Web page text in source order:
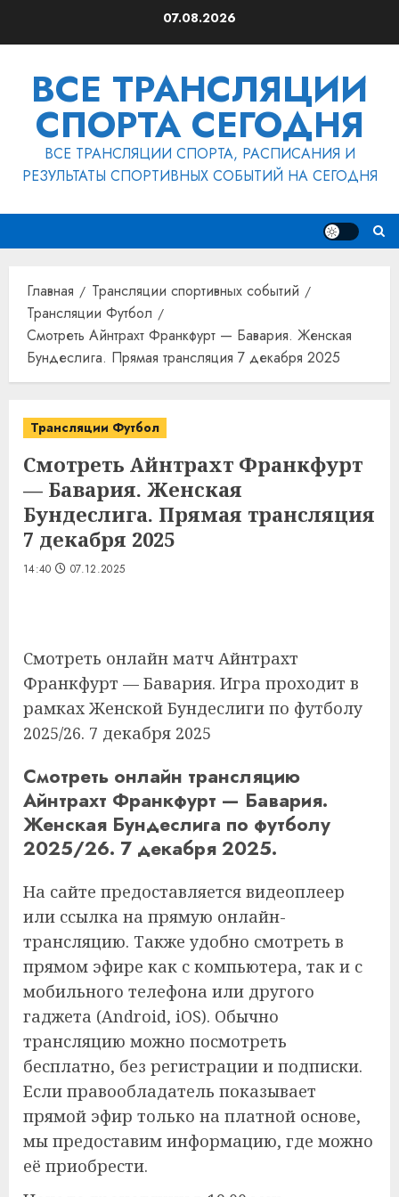
07.08.2026
ВСЕ ТРАНСЛЯЦИИ
СПОРТА СЕГОДНЯ
ВСЕ ТРАНСЛЯЦИИ СПОРТА, РАСПИСАНИЯ И
РЕЗУЛЬТАТЫ СПОРТИВНЫХ СОБЫТИЙ НА СЕГОДНЯ
Главная
Трансляции спортивных событий
Трансляции Футбол
Смотреть Айнтрахт Франкфурт — Бавария. Женская
Бундеслига. Прямая трансляция 7 декабря 2025
Трансляции Футбол
Смотреть Айнтрахт Франкфурт
— Бавария. Женская
Бундеслига. Прямая трансляция
7 декабря 2025
14:40 07.12.2025
Смотреть онлайн матч Айнтрахт
Франкфурт — Бавария. Игра проходит в
рамках Женской Бундеслиги по футболу
2025/26. 7 декабря 2025
Смотреть онлайн трансляцию
Айнтрахт Франкфурт — Бавария.
Женская Бундеслига по футболу
2025/26. 7 декабря 2025.
На сайте предоставляется видеоплеер
или ссылка на прямую онлайн-
трансляцию. Также удобно смотреть в
прямом эфире как с компьютера, так и с
мобильного телефона или другого
гаджета (Android, iOS). Обычно
трансляцию можно посмотреть
бесплатно, без регистрации и подписки.
Если правообладатель показывает
прямой эфир только на платной основе,
мы предоставим информацию, где можно
её приобрести.